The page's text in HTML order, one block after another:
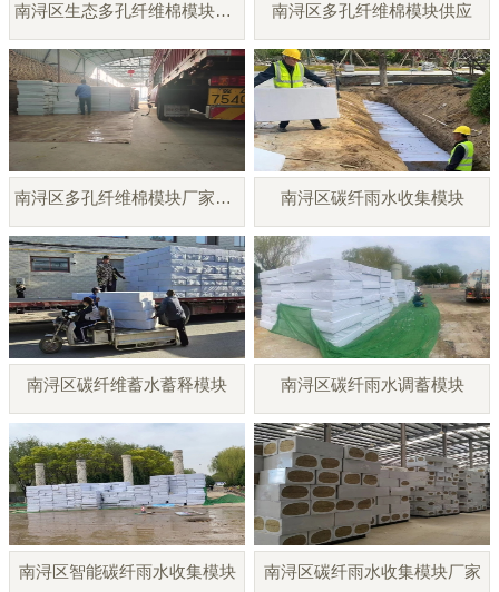
南浔区生态多孔纤维棉模块厂家 南浔区多孔纤维棉模块供应
南浔区多孔纤维棉模块厂家直销 南浔区碳纤雨水收集模块
南浔区碳纤维蓄水蓄释模块 南浔区碳纤雨水调蓄模块
南浔区智能碳纤雨水收集模块 南浔区碳纤雨水收集模块厂家